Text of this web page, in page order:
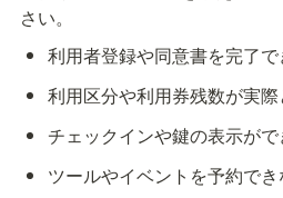
さい。
利用者登録や同意書を完了
利用区分や利用券残数が実際
チェックインや鍵の表示が
ツールやイベントを予約でき